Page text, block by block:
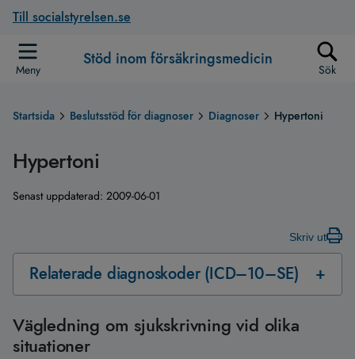
Till socialstyrelsen.se
Meny
Stöd inom försäkringsmedicin
Sök
Startsida Beslutsstöd för diagnoser Diagnoser Hypertoni
Hypertoni
Senast uppdaterad: 2009-06-01
Skriv ut
Relaterade diagnoskoder (ICD–10–SE)
Vägledning om sjukskrivning vid olika
situationer